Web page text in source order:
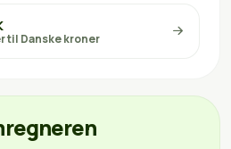
til Danske kroner